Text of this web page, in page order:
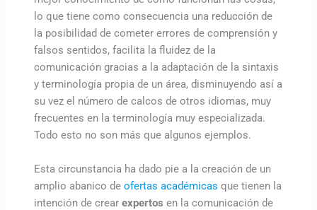
lo que tiene como consecuencia una reducción de
la posibilidad de cometer errores de comprensión y
falsos sentidos, facilita la fluidez de la
comunicación gracias a la adaptación de la sintaxis
y terminología propia de un área, disminuyendo así a
su vez el número de calcos de otros idiomas, muy
frecuentes en la terminología muy especializada.
Todo esto no son más que algunos ejemplos.
Esta circunstancia ha dado pie a la creación de un
amplio abanico de ofertas académicas que tienen la
intención de crear expertos en la comunicación de